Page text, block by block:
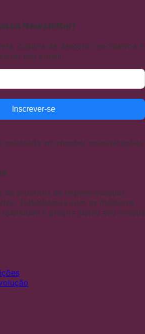
Newsletter!
cupons de desconto exclusivos e
no seu e-mail.
Inscrever-se
concorda em receber comunicações
de produtos de higiene pessoal,
Trabalhamos com as melhores
e preços justos aos nossos